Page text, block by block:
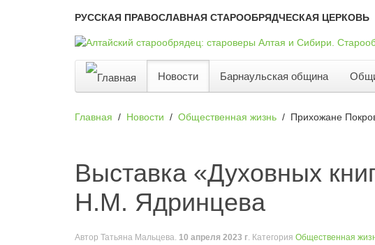
РУССКАЯ ПРАВОСЛАВНАЯ СТАРООБРЯДЧЕСКАЯ ЦЕРКОВЬ
Новости Барнаульская община
Главная Новости Общественная жизнь Прихожане
Выставка «Духовных
Н.М. Ядринцева
Автор Татьяна Мальцева. 10 апреля 2023 г. Категория Общественная